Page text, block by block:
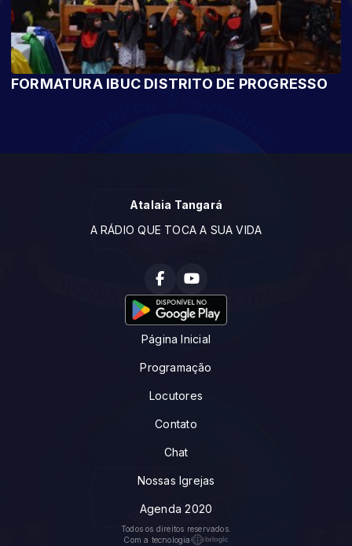
FORMATURA IBUC DISTRITO DE PROGRESSO
Atalaia Tangará
A RÁDIO QUE TOCA A SUA VIDA
Página Inicial
Programação
Locutores
Contato
Chat
Nossas Igrejas
Agenda 2020
Todos os direitos reservados.
Com a tecnologia